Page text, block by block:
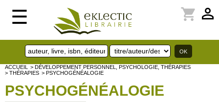
☰ perm_identity
shopping_cart
ACCUEIL
> DÉVELOPPEMENT PERSONNEL, PSYCHOLOGIE, THÉRAPIES
> THÉRAPIES > PSYCHOGÉNÉALOGIE
PSYCHOGÉNÉALOGIE